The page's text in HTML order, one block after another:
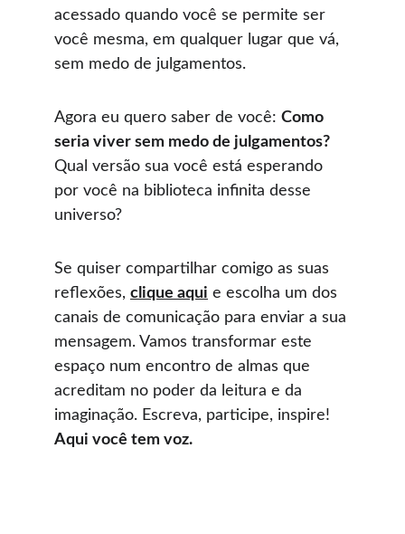
acessado quando você se permite ser
você mesma, em qualquer lugar que vá,
sem medo de julgamentos.
Agora eu quero saber de você: Como
seria viver sem medo de julgamentos?
Qual versão sua você está esperando
por você na biblioteca infinita desse
universo?
Se quiser compartilhar comigo as suas
reflexões, clique aqui e escolha um dos
canais de comunicação para enviar a sua
mensagem. Vamos transformar este
espaço num encontro de almas que
acreditam no poder da leitura e da
imaginação. Escreva, participe, inspire!
Aqui você tem voz.